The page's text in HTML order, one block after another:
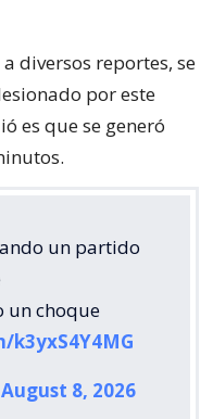
diversos reportes, se
por este
es que se generó
un partido
un choque
August 8, 2026